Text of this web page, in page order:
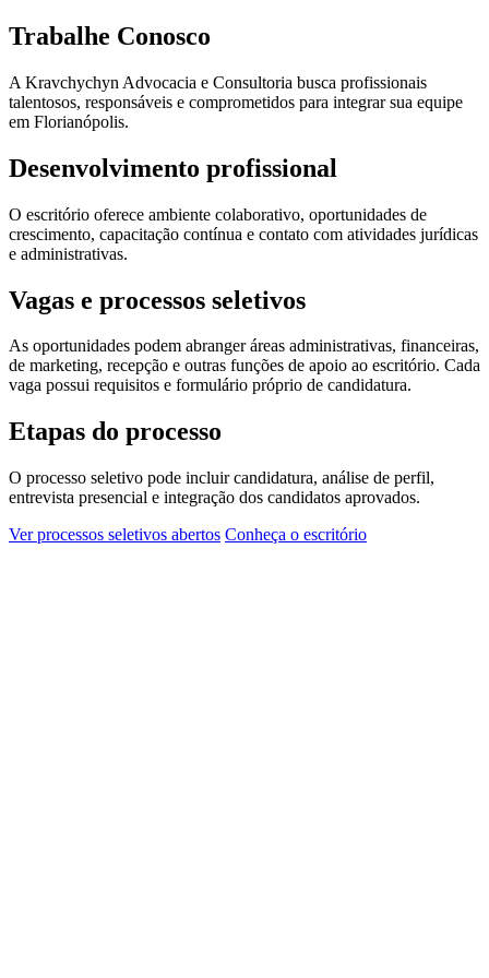
Trabalhe Conosco
A Kravchychyn Advocacia e Consultoria busca profissionais
talentosos, responsáveis e comprometidos para integrar sua equipe
em Florianópolis.
Desenvolvimento profissional
O escritório oferece ambiente colaborativo, oportunidades de
crescimento, capacitação contínua e contato com atividades jurídicas
e administrativas.
Vagas e processos seletivos
As oportunidades podem abranger áreas administrativas, financeiras,
de marketing, recepção e outras funções de apoio ao escritório. Cada
vaga possui requisitos e formulário próprio de candidatura.
Etapas do processo
O processo seletivo pode incluir candidatura, análise de perfil,
entrevista presencial e integração dos candidatos aprovados.
Ver processos seletivos abertos Conheça o escritório